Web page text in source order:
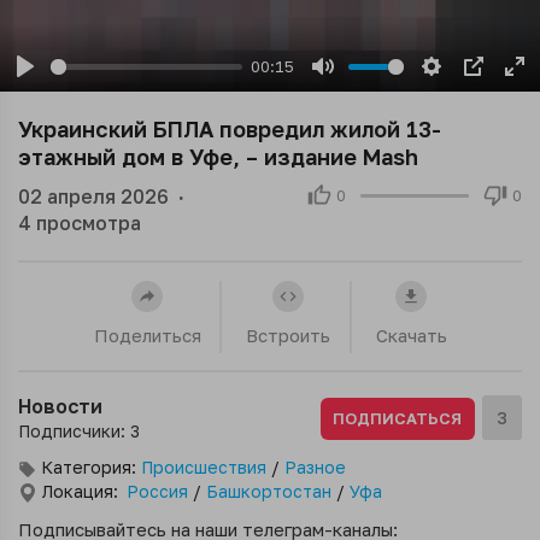
Play
00:15
Mute Settings
PIP
Украинский БПЛА повредил жилой 13-
этажный дом в Уфе, – издание Mash
0 0
02 апреля 2026 ·
4 просмотра
Поделиться Встроить Скачать
Новости
Подписчики: 3
ПОДПИСАТЬСЯ 3
Категория: Происшествия / Разное
Локация: Россия / Башкортостан / Уфа
Подписывайтесь на наши телеграм-каналы: